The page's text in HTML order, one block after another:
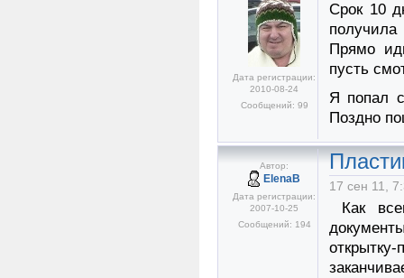
Дата регистрации:
2010-08-24
Сообщений: 99
Срок 10
Прямо
пусть
Я попал
Поздно
Автор:
ElenaB
Дата регистрации:
2007-10-25
Сообщений: 194
17 сен 11,
Как